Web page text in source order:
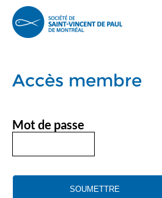
Accès membre
Mot de passe